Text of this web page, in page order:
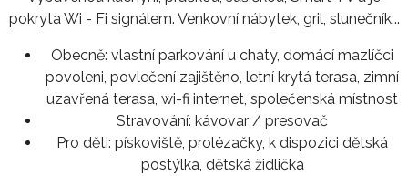
pokryta Wi - Fi signálem. Venkovní nábytek, gril, slunečník...
Obecně: vlastní parkování u chaty, domácí mazlíčci
povoleni, povlečení zajištěno, letní krytá terasa, zimní
uzavřená terasa, wi-fi internet, společenská místnost
Stravování: kávovar / presovač
Pro děti: pískoviště, prolézačky, k dispozici dětská
postýlka, dětská židlička